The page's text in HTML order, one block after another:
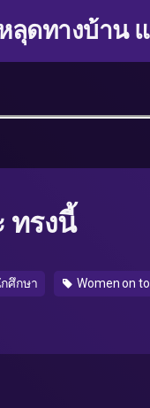
ลุดทางบ้าน
ทรงนี้
ศึกษา Women on